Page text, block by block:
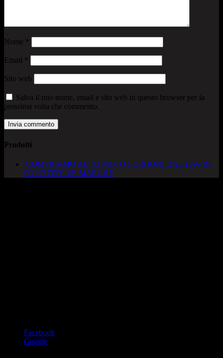
Nome
Email
Sito web
Salva il mio nome, email e sito web in questo browser per la
prossima volta che commento.
Prodotti
COMPRIAMO AUTO MOTO FURGONI DAL 1999 IN
POI TUTTE LE MARCHE
Facebook
Google